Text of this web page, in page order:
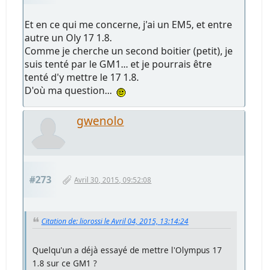
Et en ce qui me concerne, j'ai un EM5, et entre
autre un Oly 17 1.8.
Comme je cherche un second boitier (petit), je
suis tenté par le GM1... et je pourrais être
tenté d'y mettre le 17 1.8.
D'où ma question...
gwenolo
#273 Avril 30, 2015, 09:52:08
Citation de: liorossi le Avril 04, 2015, 13:14:24
Quelqu'un a déjà essayé de mettre l'Olympus 17
1.8 sur ce GM1 ?